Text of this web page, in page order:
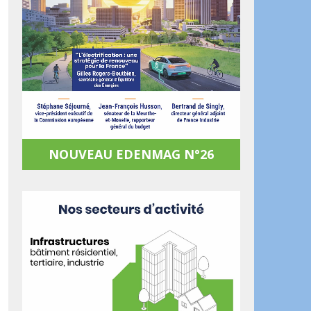
NOUVEAU EDENMAG N°26